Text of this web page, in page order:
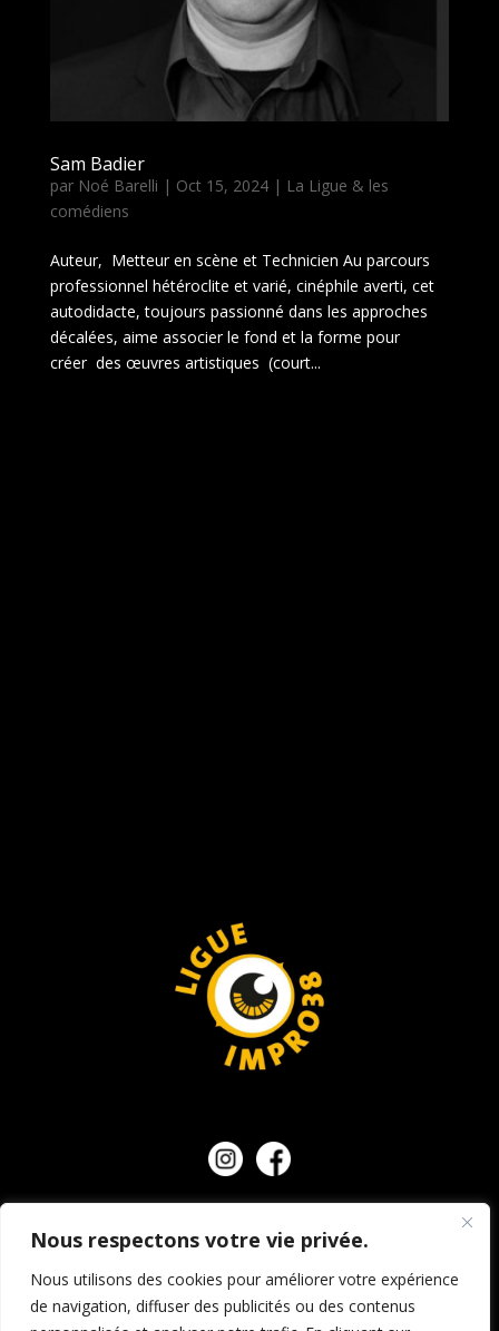
Nous respectons votre vie privée.
Nous utilisons des cookies pour améliorer votre expérience
de navigation, diffuser des publicités ou des contenus
Sam Badier
par Noé Barelli | Oct 15, 2024| La Ligue & les
comédiens
Auteur, Metteur en scène et Technicien Au parcours
professionnel hétéroclite et varié, cinéphile averti, cet
autodidacte, toujours passionné dans les approches
décalées, aime associer le fond et la forme pour
créer des œuvres artistiques (court...
NOUS CONTACTER